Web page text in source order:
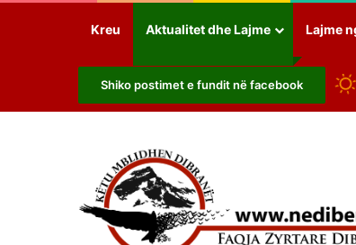
Kreu Aktualitet dhe Lajme Lajme
Shiko postimet e fundit në facebook